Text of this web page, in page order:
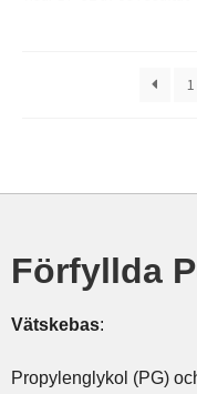
1
Förfyllda
Vätskebas:
Propylenglykol (PG)